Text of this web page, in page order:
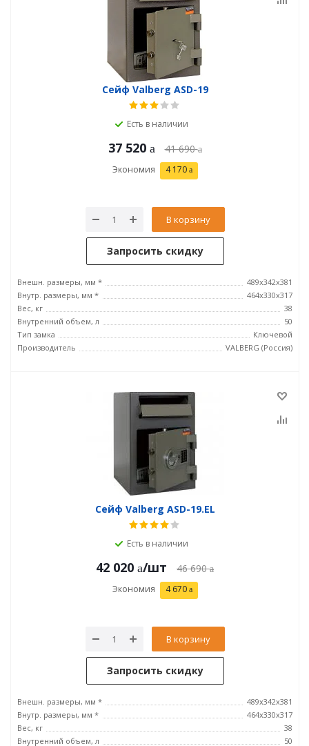
Сейф Valberg ASD-19
Есть в наличии
37 520 41 690
Экономия 4 170
В корзину
Запросить скидку
Внешн. размеры, мм *
489x342x381
Внутр. размеры, мм *
464х330х317
Вес, кг
38
Внутренний объем, л
50
Тип замка
Ключевой
Производитель
VALBERG (Россия)
Сейф Valberg ASD-19.EL
Есть в наличии
42 020 /шт 46 690
Экономия 4 670
В корзину
Запросить скидку
Внешн. размеры, мм *
489x342x381
Внутр. размеры, мм *
464х330х317
Вес, кг
38
Внутренний объем, л
50